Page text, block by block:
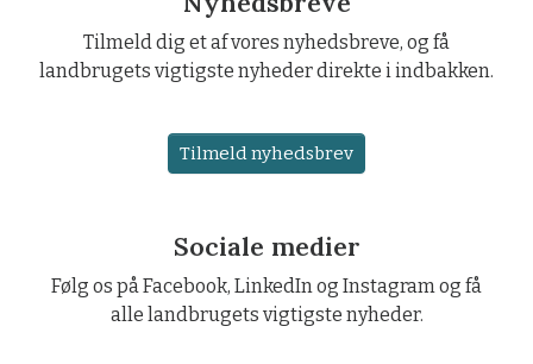
Tilmeld dig et af vores nyhedsbreve, og få
landbrugets vigtigste nyheder direkte i indbakken.
Tilmeld nyhedsbrev
Sociale medier
Følg os på Facebook, LinkedIn og Instagram og få
alle landbrugets vigtigste nyheder.